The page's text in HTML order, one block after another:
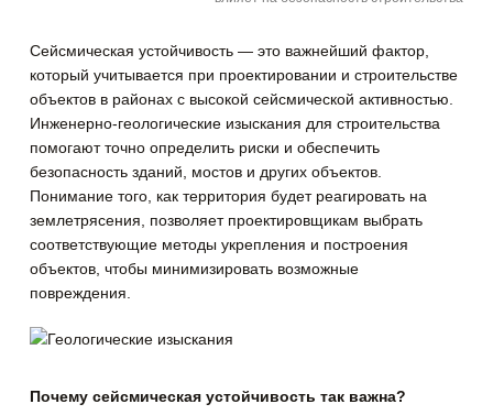
Сейсмическая устойчивость — это важнейший фактор,
который учитывается при проектировании и строительстве
объектов в районах с высокой сейсмической активностью.
Инженерно-геологические изыскания для строительства
помогают точно определить риски и обеспечить
безопасность зданий, мостов и других объектов.
Понимание того, как территория будет реагировать на
землетрясения, позволяет проектировщикам выбрать
соответствующие методы укрепления и построения
объектов, чтобы минимизировать возможные
повреждения.
Почему сейсмическая устойчивость так важна?